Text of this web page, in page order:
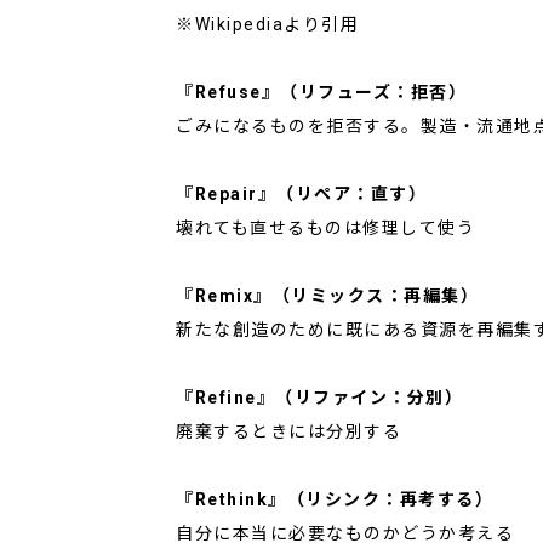
※Wikipediaより引用
『Refuse』（リフューズ：拒否）
ごみになるものを拒否する。製造・流通地
『Repair』（リペア：直す）
壊れても直せるものは修理して使う
『Remix』（リミックス：再編集）
新たな創造のために既にある資源を再編集
『Refine』（リファイン：分別）
廃棄するときには分別する
『Rethink』（リシンク：再考する）
自分に本当に必要なものかどうか考える